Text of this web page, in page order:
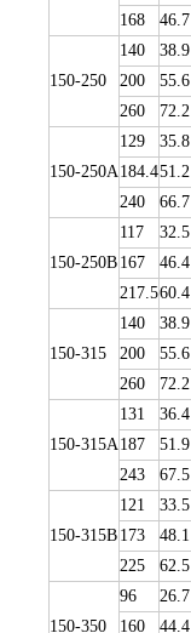
168
46.7
150-250
140
38.9
200
55.6
260
72.2
150-250A
129
35.8
184.451.2
240
66.7
150-250B
117
32.5
167
46.4
217.560.4
150-315
140
38.9
200
55.6
260
72.2
150-315A
131
36.4
187
51.9
243
67.5
150-315B
121
33.5
173
48.1
225
62.5
150-350
96
26.7
160
44.4